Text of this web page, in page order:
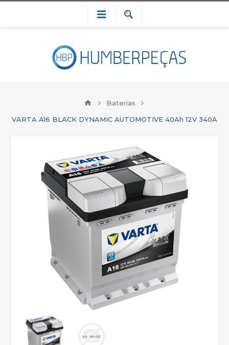
Baterias
VARTA A16 BLACK DYNAMIC AUTOMOTIVE 40Ah 12V 340A